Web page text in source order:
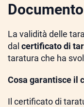
La validità delle
dal certificato di
taratura che ha
Cosa garantisce il
Il certificato di